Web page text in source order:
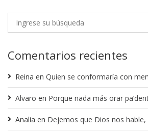
Comentarios recientes
Reina en Quien se conformaría con
Alvaro en Porque nada más orar
Analia en Dejemos que Dios nos hable,